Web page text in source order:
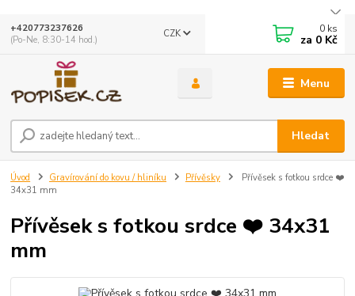
Menu
CZK
Hledat
+420773237626
(Po-Ne, 8:30-14 hod.)
0 ks
za 0 Kč
Úvod Gravírování do kovu / hliníku Přívěsky
Přívěsek s fotkou srdce ❤️
34x31 mm
Přívěsek s fotkou srdce ❤️ 34x31
mm